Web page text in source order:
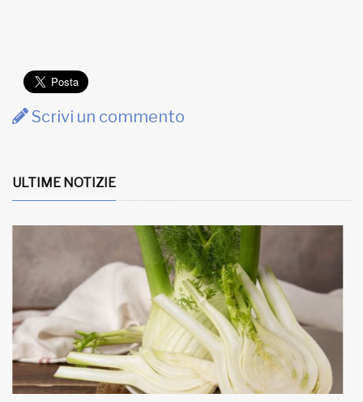
Scrivi un commento
ULTIME NOTIZIE